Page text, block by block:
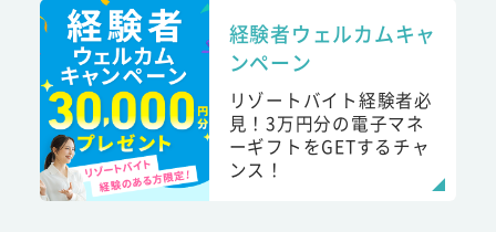
経験者ウェルカムキャ
ンペーン
リゾートバイト経験者必
見！3万円分の電子マネ
ーギフトをGETするチャ
ンス！